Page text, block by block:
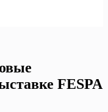
FESPA